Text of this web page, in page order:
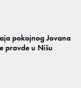
pokojnog Jovana
pravde u Nišu